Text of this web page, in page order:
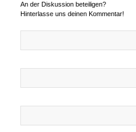
An der Diskussion beteiligen?
Hinterlasse uns deinen Kommentar!